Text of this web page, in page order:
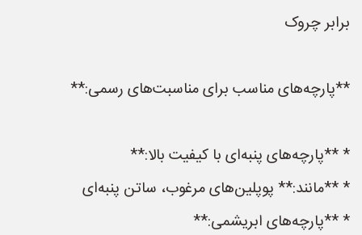
برابر چروک
**پارچه‌های مناسب برای مناسبت‌های رسمی:**
* **پارچه‌های پنبه‌ای با کیفیت بالا:**
* **مانند:** پوپلین‌های مرغوب، ساتن پنبه‌ای
* **پارچه‌های ابریشمی:**